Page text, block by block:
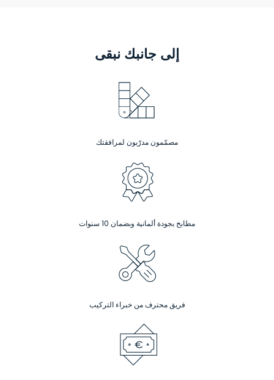
إلى جانبك نبقى
مصمّمون مدرّبون لمرافقتك
مطابخ بجودة ألمانية وبضمان 10 سنوات
فريق محترف من خبراء التركيب